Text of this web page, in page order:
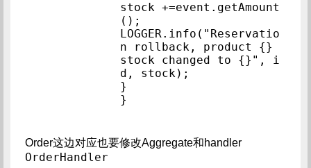
stock +=event.getAmount
();
LOGGER.info("Reservatio
n rollback, product {}
stock changed to {}", i
d, stock);
}
}
Order这边对应也要修改Aggregate和handler
OrderHandler